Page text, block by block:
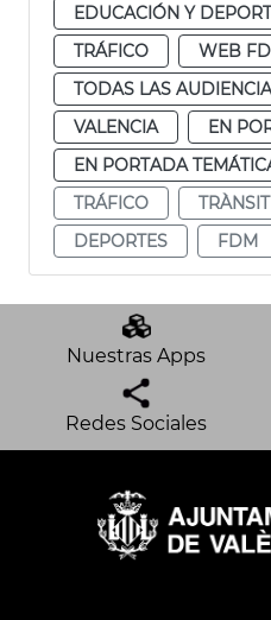
EDUCACIÓN Y
TRÁFICO
WEB
TODAS LAS
VALENCIA
EN
EN PORTADA
TRÁFICO
TRÀNSIT
DEPORTES
FDM
Nuestras Apps
Redes Sociales